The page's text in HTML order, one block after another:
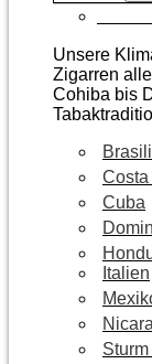
Unsere
Zigarren
Cohiba bis
Costa
Cuba
Italien